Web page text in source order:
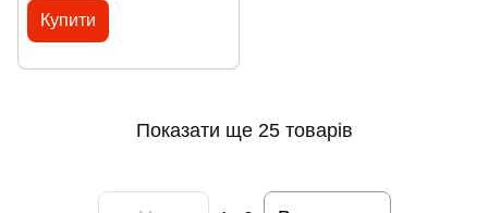
Купити
Показати ще 25 товарів